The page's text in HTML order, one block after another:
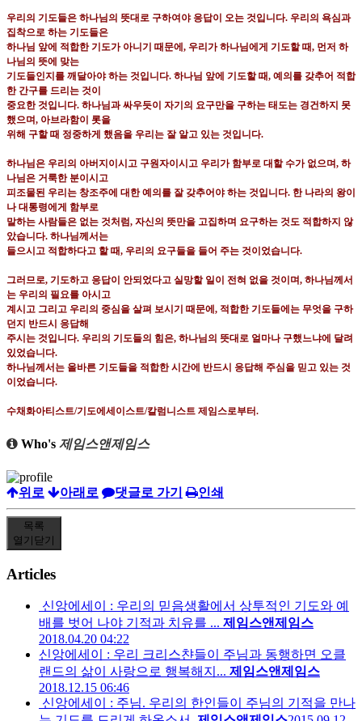
우리의 기도들은 하나님의 뜻대로 구하여야 응답이 오는 것입니다. 우리의 욕심과
집착으로 하는 기도들은
하나님 앞에 적합한 기도가 아니기 때문에 , 우리가 하나님에게 기도할 때, 먼저 하
나님의 뜻에 맞는
기도들인지를 깨달아야 하는 것입니다. 하나님 앞에 기도할 때, 예의를 갖추어 적합
한 간구를 드리는 것이
중요한 것입니다. 하나님과 싸우듯이 자기의 요구만을 구하는 태도는 경건하지 못
했으며, 아브라함이 롯을
위해 구할 때 정중하게 했음을 우리는 잘 알고 있는 것입니다.
하나님은 우리의 아버지이시고 구원자이시고 우리가 함부로 대할 수가 없으며, 하
나님은 거룩한 분이시고
피조물된 우리는 창조주에 대한 예의를 잘 갖추어야 하는 것입니다. 한 나라의 왕이
나 대통령에게 함부로
말하는 사람들은 없는 것처럼, 자신의 뜻만을 고집하며 요구하는 것도 적합하지 않
았습니다. 하나님께서는
들으시고 적합하다고 할 때, 우리의 요구들을 들어 주는 것이었습니다.
그러므로, 기도하고 응답이 안되었다고 실망할 일이 전혀 없을 것이며, 하나님께서
는 우리의 필요를 아시고
계시고 그리고 우리의 중심을 살펴 보시기 때문에 , 적합한 기도들에는 무엇을 구하
던지 반드시 응답해
주시는 것입니다. 우리의 기도들의 힘은, 하나님의 뜻대로 얼마나 구했느냐에 달려
있었습니다.
하나님께서는 올바른 기도들을 적합한 시간에 반드시 응답해 주심을 믿고 있는 것
이었습니다.
수채화아티스트/기도에세이스트/칼럼니스트 제임스로부터.
Who's 제임스앤제임스
위로 아래로 댓글로 가기 인쇄
목록
열기 닫기
Articles
신앙에세이 : 우리의 믿음생활에서 상투적인 기도와 예
배를 벗어 나야 기적과 치유를 ... 제임스앤제임스
2018.04.20 04:22
신앙에세이 : 우리 크리스챤들이 주님과 동행하면 오클
랜드의 삶이 사랑으로 행복해지... 제임스앤제임스
2018.12.15 06:46
신앙에세이 : 주님. 우리의 한인들이 주님의 기적을 만나